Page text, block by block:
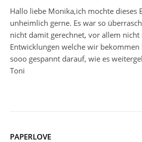
Hallo liebe Monika,ich mochte dieses
unheimlich gerne. Es war so
nicht damit gerechnet, vor allem nicht
Entwicklungen welche wir
sooo gespannt darauf, wie es
Toni
PAPERLOVE